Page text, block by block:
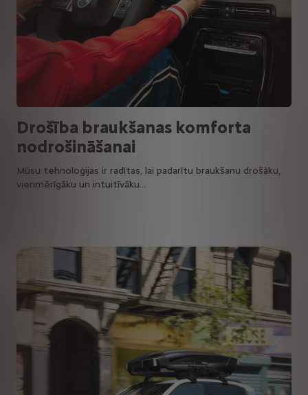
Drošība braukšanas komforta
nodrošināšanai
Mūsu tehnoloģijas ir radītas, lai padarītu braukšanu drošāku,
vienmērīgāku un intuitīvāku...